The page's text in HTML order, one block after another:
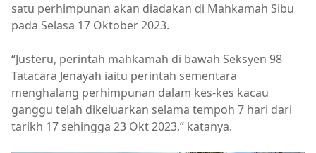
satu perhimpunan akan diadakan di Mahkamah Sibu
pada Selasa 17 Oktober 2023.
“Justeru, perintah mahkamah di bawah Seksyen 98
Tatacara Jenayah iaitu perintah sementara
menghalang perhimpunan dalam kes-kes kacau
ganggu telah dikeluarkan selama tempoh 7 hari dari
tarikh 17 sehingga 23 Okt 2023,” katanya.